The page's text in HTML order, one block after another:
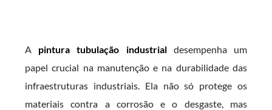
A pintura tubulação industrialdesempenha um
papel crucial na manutenção e na durabilidade das
infraestruturas industriais. Ela não só protege os
materiais contra a corrosão e o desgaste, mas